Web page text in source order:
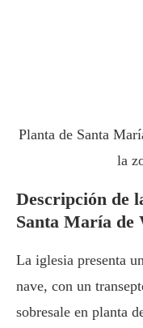
Planta de Santa
la
Descripción de
Santa María de
La iglesia presenta
nave, con un
sobresale en planta